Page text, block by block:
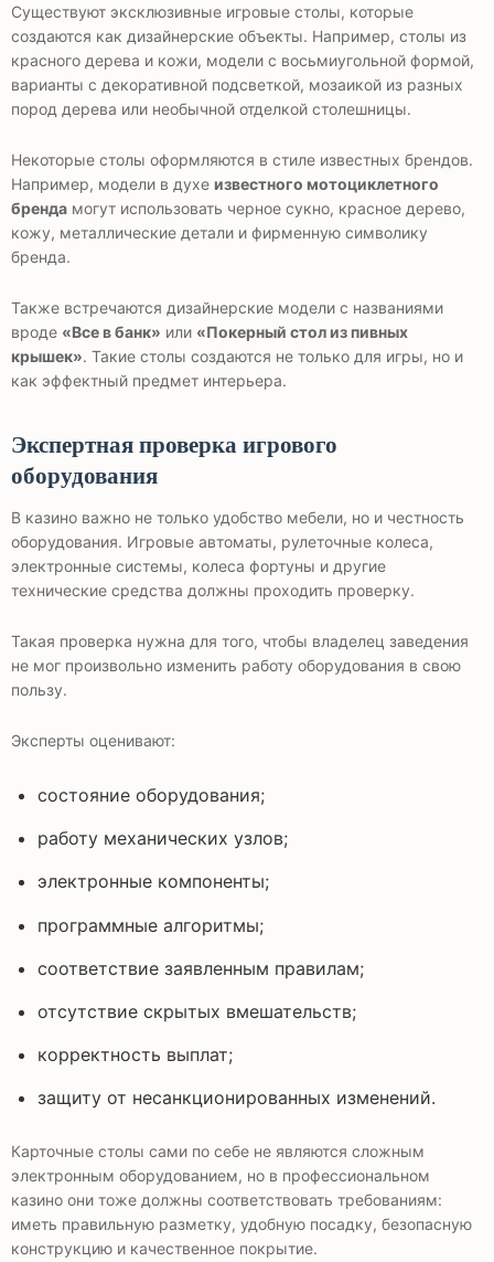
Существуют эксклюзивные игровые столы, которые
создаются как дизайнерские объекты. Например, столы из
красного дерева и кожи, модели с восьмиугольной формой,
варианты с декоративной подсветкой, мозаикой из разных
пород дерева или необычной отделкой столешницы.
Некоторые столы оформляются в стиле известных брендов.
Например, модели в духе известного мотоциклетного
бренда могут использовать черное сукно, красное дерево,
кожу, металлические детали и фирменную символику
бренда.
Также встречаются дизайнерские модели с названиями
вроде «Все в банк» или «Покерный стол из пивных
крышек». Такие столы создаются не только для игры, но и
как эффектный предмет интерьера.
Экспертная проверка игрового
оборудования
В казино важно не только удобство мебели, но и честность
оборудования. Игровые автоматы, рулеточные колеса,
электронные системы, колеса фортуны и другие
технические средства должны проходить проверку.
Такая проверка нужна для того, чтобы владелец заведения
не мог произвольно изменить работу оборудования в свою
пользу.
Эксперты оценивают:
состояние оборудования;
работу механических узлов;
электронные компоненты;
программные алгоритмы;
соответствие заявленным правилам;
отсутствие скрытых вмешательств;
корректность выплат;
защиту от несанкционированных изменений.
Карточные столы сами по себе не являются сложным
электронным оборудованием, но в профессиональном
казино они тоже должны соответствовать требованиям:
иметь правильную разметку, удобную посадку, безопасную
конструкцию и качественное покрытие.